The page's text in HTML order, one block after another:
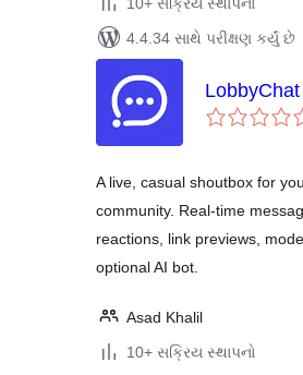
4.4.34 સાથે પરીક્ષણ કર્યું છે
LobbyChat
A live, casual shoutbox for
community. Real-time
reactions, link previews,
optional AI bot.
Asad Khalil
10+ સક્રિય સ્થાપનો